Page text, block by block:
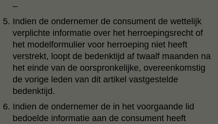
–
Indien de ondernemer de consument de wettelijk
verplichte informatie over het herroepingsrecht of
het modelformulier voor herroeping niet heeft
verstrekt, loopt de bedenktijd af twaalf maanden na
het einde van de oorspronkelijke, overeenkomstig
de vorige leden van dit artikel vastgestelde
bedenktijd.
Indien de ondernemer de in het voorgaande lid
bedoelde informatie aan de consument heeft